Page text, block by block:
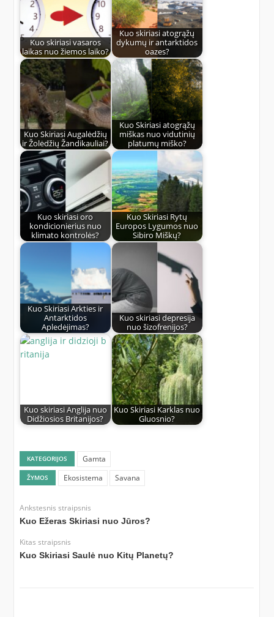
Kuo skiriasi vasaros
laikas nuo žiemos laiko?
Kuo skiriasi atogrąžų
dykumų ir antarktidos
oazes?
Kuo Skiriasi Augalėdžių
ir Žolėdžių Žandikauliai?
Kuo Skiriasi atogrąžų
miškas nuo vidutinių
platumų miško?
Kuo skiriasi oro
kondicionierius nuo
klimato kontrolės?
Kuo Skiriasi Rytų
Europos Lygumos nuo
Sibiro Miškų?
Kuo Skiriasi Arkties ir
Antarktidos
Apledėjimas?
Kuo skiriasi depresija
nuo šizofrenijos?
Kuo skiriasi Anglija nuo
Didžiosios Britanijos?
Kuo Skiriasi Karklas nuo
Gluosnio?
KATEGORIJOS Gamta
ŽYMOS Ekosistema Savana
Ankstesnis straipsnis
Kuo Ežeras Skiriasi nuo Jūros?
Kitas straipsnis
Kuo Skiriasi Saulė nuo Kitų Planetų?